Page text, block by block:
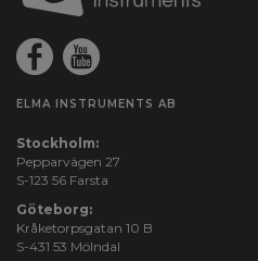
Min Frekvens (Hz):
40
70
2 st, AAA, Exkl.
ELMA INSTRUMENTS AB
Stockholm:
Pepparvägen 27
S-123 56 Farsta
Göteborg:
Kråketorpsgatan 10 B
S-431 53 Mölndal